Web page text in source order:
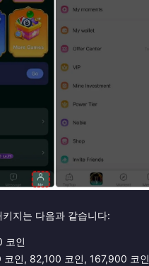
지는 다음과 같습니다:
코인
인, 82,100 코인, 167,900 코인